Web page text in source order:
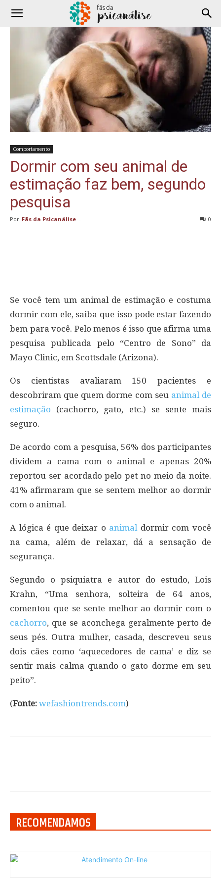
Comportamento
Dormir com seu animal de
estimação faz bem, segundo
pesquisa
Por Fãs da Psicanálise - 0
Se você tem um animal de estimação e costuma
dormir com ele, saiba que isso pode estar fazendo
bem para você. Pelo menos é isso que afirma uma
pesquisa publicada pelo “Centro de Sono” da
Mayo Clinic, em Scottsdale (Arizona).
Os cientistas avaliaram 150 pacientes e
descobriram que quem dorme com seu animal de
estimação (cachorro, gato, etc.) se sente mais
seguro.
De acordo com a pesquisa, 56% dos participantes
dividem a cama com o animal e apenas 20%
reportou ser acordado pelo pet no meio da noite.
41% afirmaram que se sentem melhor ao dormir
com o animal.
A lógica é que deixar o animal dormir com você
na cama, além de relaxar, dá a sensação de
segurança.
Segundo o psiquiatra e autor do estudo, Lois
Krahn, “Uma senhora, solteira de 64 anos,
comentou que se sente melhor ao dormir com o
cachorro, que se aconchega geralmente perto de
seus pés. Outra mulher, casada, descreveu seus
dois cães como ‘aquecedores de cama’ e diz se
sentir mais calma quando o gato dorme em seu
peito”.
(Fonte: wefashiontrends.com)
RECOMENDAMOS